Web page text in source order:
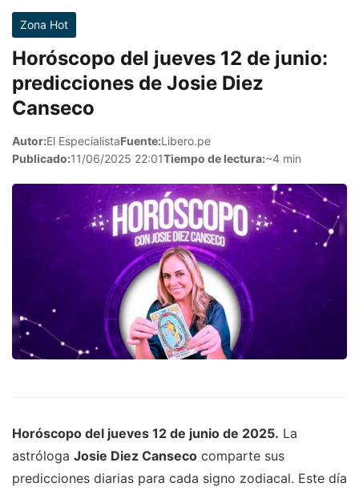
Zona Hot
Horóscopo del jueves 12 de junio:
predicciones de Josie Diez
Canseco
Autor:El EspecialistaFuente:Libero.pe
Publicado:11/06/2025 22:01Tiempo de lectura:~4 min
Horóscopo del jueves 12 de junio de 2025. La
astróloga Josie Diez Canseco comparte sus
predicciones diarias para cada signo zodiacal. Este día